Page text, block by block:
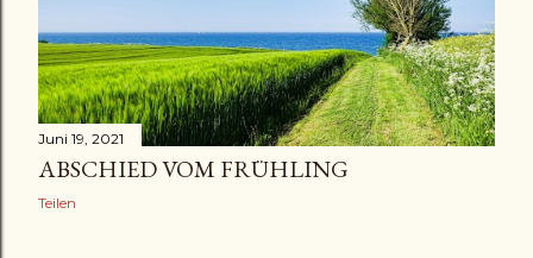
Juni 19, 2021
ABSCHIED VOM FRÜHLING
Teilen